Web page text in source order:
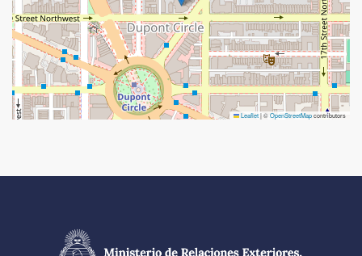
Leaflet|©OpenStreetMapcontributors